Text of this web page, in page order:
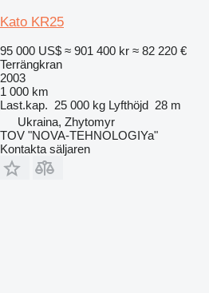
Kato KR25
95 000 US$ ≈ 901 400 kr ≈ 82 220 €
Terrängkran
2003
1 000 km
Last.kap. 25 000 kg Lyfthöjd 28 m
Ukraina, Zhytomyr
TOV "NOVA-TEHNOLOGIYa"
Kontakta säljaren